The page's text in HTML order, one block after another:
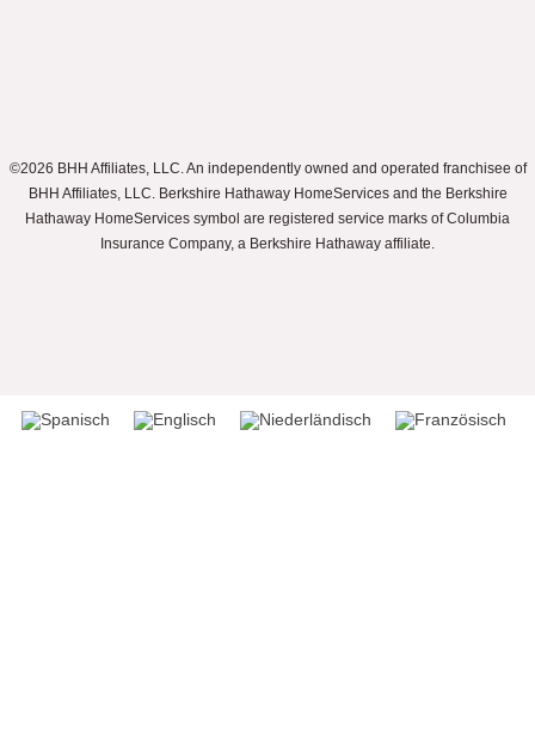
©2026 BHH Affiliates, LLC. An independently owned and operated franchisee of
BHH Affiliates, LLC. Berkshire Hathaway HomeServices and the Berkshire
Hathaway HomeServices symbol are registered service marks of Columbia
Insurance Company, a Berkshire Hathaway affiliate.